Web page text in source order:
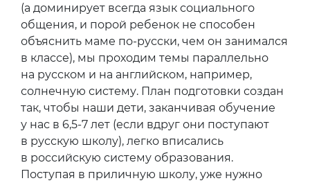
(а доминирует всегда язык социального
общения, и порой ребенок не способен
объяснить маме по-русски, чем он занимался
в классе), мы проходим темы параллельно
на русском и на английском, например,
солнечную систему. План подготовки создан
так, чтобы наши дети, заканчивая обучение
у нас в 6,5-7 лет (если вдруг они поступают
в русскую школу), легко вписались
в российскую систему образования.
Поступая в приличную школу, уже нужно